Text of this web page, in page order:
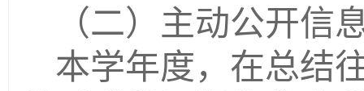
（二）主动公开信
本学年度，在总结